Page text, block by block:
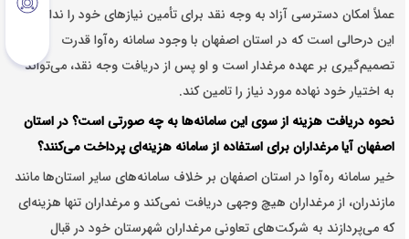
عملاً امکان دسترسی آزاد به وجه نقد برای تأمین نیازهای خود را ندارد
این درحالی است که در استان اصفهان با وجود سامانه ره‌آوا قدرت
تصمیم‌گیری بر عهده مرغدار است و او پس از دریافت وجه نقد، می‌تواند
به اختیار خود نهاده مورد نیاز را تامین کند.
نحوه دریافت هزینه‌ از سوی این سامانه‌ها به چه صورتی است؟ در استان
اصفهان آیا مرغداران برای استفاده از سامانه هزینه‌ای پرداخت می‌کنند؟
خیر سامانه ره‌آوا در استان اصفهان بر خلاف سامانه‌های سایر استان‌ها مانند
مازندران، از مرغداران هیچ وجهی دریافت نمی‌کند و مرغداران تنها هزینه‌ای
که می‌پردازند به شرکت‌های تعاونی‌ مرغداران شهرستان خود در قبال